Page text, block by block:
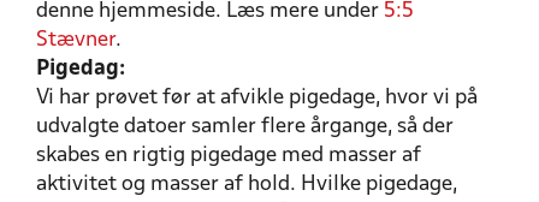
denne hjemmeside. Læs mere under 5:5
Stævner.
Pigedag:
Vi har prøvet før at afvikle pigedage, hvor vi på
udvalgte datoer samler flere årgange, så der
skabes en rigtig pigedage med masser af
aktivitet og masser af hold. Hvilke pigedage,